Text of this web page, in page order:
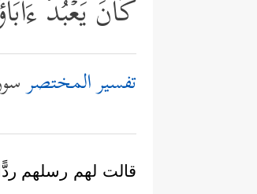
كَانَ یَعۡبُدُ
تفسير المختصر
قالت لهم رسلهم